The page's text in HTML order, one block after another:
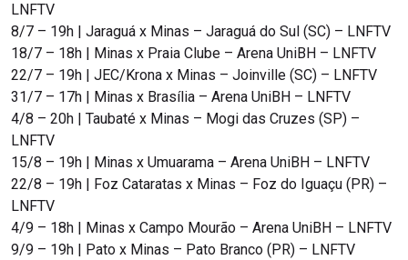
LNFTV
8/7 – 19h | Jaraguá x Minas – Jaraguá do Sul (SC) – LNFTV
18/7 – 18h | Minas x Praia Clube – Arena UniBH – LNFTV
22/7 – 19h | JEC/Krona x Minas – Joinville (SC) – LNFTV
31/7 – 17h | Minas x Brasília – Arena UniBH – LNFTV
4/8 – 20h | Taubaté x Minas – Mogi das Cruzes (SP) –
LNFTV
15/8 – 19h | Minas x Umuarama – Arena UniBH – LNFTV
22/8 – 19h | Foz Cataratas x Minas – Foz do Iguaçu (PR) –
LNFTV
4/9 – 18h | Minas x Campo Mourão – Arena UniBH – LNFTV
9/9 – 19h | Pato x Minas – Pato Branco (PR) – LNFTV